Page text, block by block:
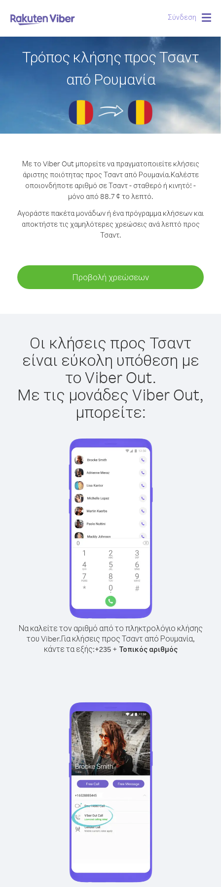
Σύνδεση
Τρόπος κλήσης προς Τσαντ
από Ρουμανία
Με το Viber Out μπορείτε να πραγματοποιείτε κλήσεις
άριστης ποιότητας προς Τσαντ από Ρουμανία.Καλέστε
οποιονδήποτε αριθμό σε Τσαντ - σταθερό ή κινητό! -
μόνο από 88.7 ¢ το λεπτό.
Αγοράστε πακέτα μονάδων ή ένα πρόγραμμα κλήσεων και
αποκτήστε τις χαμηλότερες χρεώσεις ανά λεπτό προς
Τσαντ.
Προβολή χρεώσεων
Οι κλήσεις προς Τσαντ
είναι εύκολη υπόθεση με
το Viber Out.
Με τις μονάδες Viber Out,
μπορείτε:
Να καλείτε τον αριθμό από το πληκτρολόγιο κλήσης
του Viber.Για κλήσεις προς Τσαντ από Ρουμανία,
κάντε τα εξής:+235+ Τοπικός αριθμός